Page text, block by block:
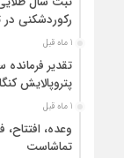
رکوردشکنی
1 ماه قبل
تقدیر فرمانده
پتروپالایش
1 ماه قبل
وعده،
تماشاست